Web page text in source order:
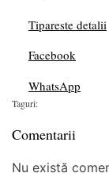
Tipareste detalii
Facebook
WhatsApp
Taguri:
Comentarii
Nu există